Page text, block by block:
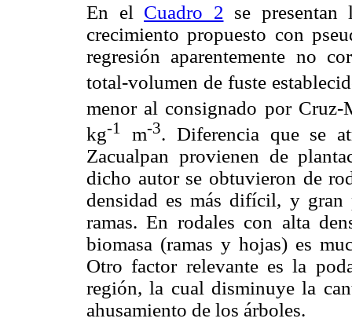
En el Cuadro 2 se presentan
crecimiento propuesto con
regresión aparentemente no
total-volumen de fuste
menor al consignado por
kg-1 m-3. Diferencia que se
Zacualpan provienen de
dicho autor se obtuvieron de
densidad es más difícil, y gran
ramas. En rodales con alta
biomasa (ramas y hojas) es
Otro factor relevante es la
región, la cual disminuye la
ahusamiento de los árboles.